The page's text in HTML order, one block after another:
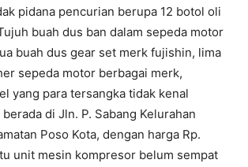
pidana pencurian berupa 12 botol oli
buah dus ban dalam sepeda motor
buah dus gear set merk fujishin, lima
sepeda motor berbagai merk,
yang para tersangka tidak kenal
di Jln. P. Sabang Kelurahan
Poso Kota, dengan harga Rp.
unit mesin kompresor belum sempat